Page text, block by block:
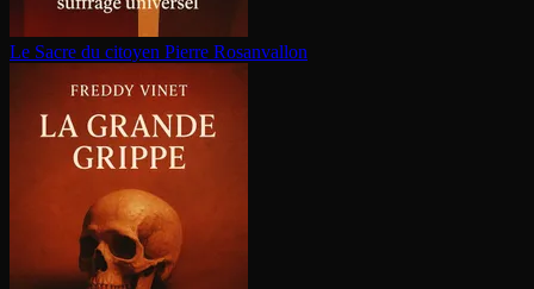
Le Sacre du citoyen Pierre Rosanvallon